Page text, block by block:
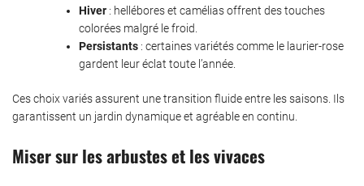
Hiver : hellébores et camélias offrent des touches
colorées malgré le froid.
Persistants : certaines variétés comme le laurier-rose
gardent leur éclat toute l’année.
Ces choix variés assurent une transition fluide entre les saisons. Ils
garantissent un jardin dynamique et agréable en continu.
Miser sur les arbustes et les vivaces